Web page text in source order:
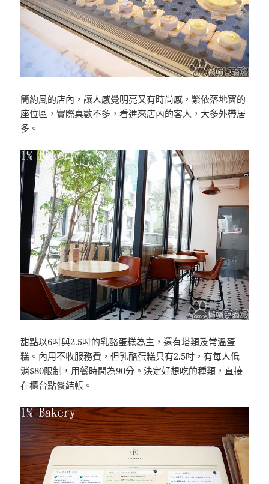
簡約風的店內，讓人感覺明亮又有時尚感，緊依落地窗的
座位區，實際桌數不多，看進來店內的客人，大多外帶居
多。
甜點以6吋與2.5吋的乳酪蛋糕為主，還有塔類及常溫蛋
糕。內用不收服務費，但乳酪蛋糕只有2.5吋，有每人低
消$80限制，用餐時間為90分。決定好想吃的種類，直接
在櫃台點餐結帳。